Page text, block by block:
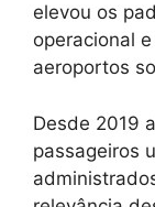
elevou os
operacional
aeroportos
Desde 2019
passageiros